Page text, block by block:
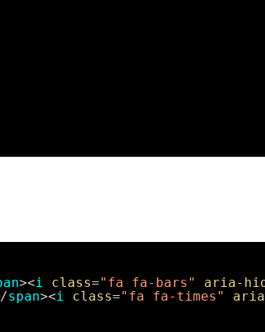
><i class="fa fa-bars" aria-
span><i class="fa fa-times"